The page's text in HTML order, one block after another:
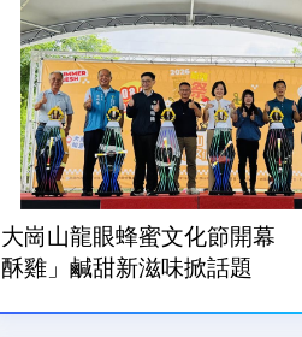
大崗山龍眼蜂蜜文化節開幕
酥雞」鹹甜新滋味掀話題